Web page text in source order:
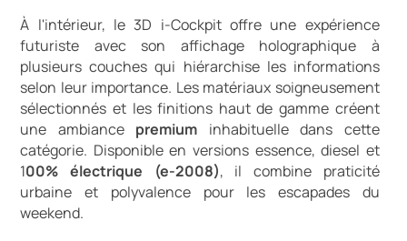
À l'intérieur, le 3D i-Cockpit offre une expérience
futuriste avec son affichage holographique à
plusieurs couches qui hiérarchise les informations
selon leur importance. Les matériaux soigneusement
sélectionnés et les finitions haut de gamme créent
une ambiance premium inhabituelle dans cette
catégorie. Disponible en versions essence, diesel et
100% électrique (e-2008), il combine praticité
urbaine et polyvalence pour les escapades du
weekend.